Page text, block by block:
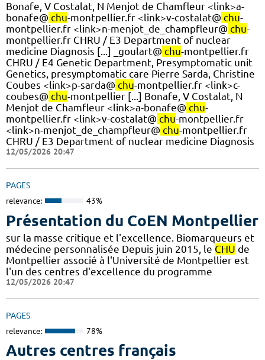
Bonafe, V Costalat, N Menjot de Chamfleur <link>a-
bonafe@ chu-montpellier.fr <link>v-costalat@ chu-
montpellier.fr <link>n-menjot_de_champfleur@ chu-
montpellier.fr CHRU / E3 Department of nuclear
medicine Diagnosis [...] _goulart@ chu-montpellier.fr
CHRU / E4 Genetic Department, Presymptomatic unit
Genetics, presymptomatic care Pierre Sarda, Christine
Coubes <link>p-sarda@ chu-montpellier.fr <link>c-
coubes@ chu-montpellier [...] Bonafe, V Costalat, N
Menjot de Chamfleur <link>a-bonafe@ chu-
montpellier.fr <link>v-costalat@ chu-montpellier.fr
<link>n-menjot_de_champfleur@ chu-montpellier.fr
CHRU / E3 Department of nuclear medicine Diagnosis
12/05/2026 20:47
PAGES
relevance: 43%
Présentation du CoEN Montpellier
sur la masse critique et l'excellence. Biomarqueurs et
médecine personnalisée Depuis juin 2015, le CHU de
Montpellier associé à l'Université de Montpellier est
l'un des centres d'excellence du programme
12/05/2026 20:47
PAGES
relevance: 78%
Autres centres français